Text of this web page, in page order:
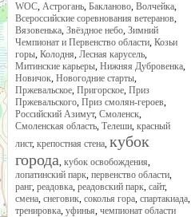
WOC, Астрогань, Бакланово, Волчейка,
Всероссийские соревнования ветеранов,
Вязовенька, Звёздное небо, Зимний
Чемпионат и Первенство области, Козьи
горы, Колодня, Лесная карусель,
Митинские карьеры, Нижняя Дубровенка,
Новичок, Новогодние старты,
Пржевальское, Пригорское, Приз
Пржевальского, Приз смолян-героев,
Российский Азимут, Смоленск,
Смоленская область, Телеши, красный
лист, крепостная стена, кубок
города, кубок освобождения,
лопатинский парк, первенство области,
ранг, реадовка, реадовский парк, сайт,
смена, снеговик, соколья гора, спартакиада,
тренировка, уфинья, чемпионат области